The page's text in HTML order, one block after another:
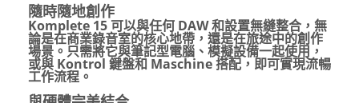
隨時隨地創作
Komplete 15 可以與任何 DAW和設置無縫整合，無
論是在商業錄音室的核心地帶，還是在旅途中的創作
場景。只需將它與筆記型電腦、模擬設備一起使用，
或與 Kontrol 鍵盤和 Maschine搭配，即可實現流暢
工作流程。